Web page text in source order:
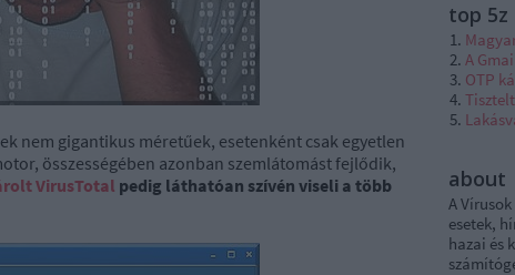
nem gigantikus méretűek, esetenként csak egyetlen
összességében azonban szemlátomást fejlődik,
VirusTotal pedig láthatóan szívén viseli a több
top 5z
A
OTP
about
A
esetek,
hazai és